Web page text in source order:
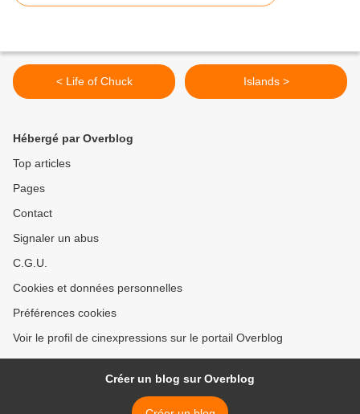
< Life of Chuck Islands >
Hébergé par Overblog
Top articles
Pages
Contact
Signaler un abus
C.G.U.
Cookies et données personnelles
Préférences cookies
Voir le profil de cinexpressions sur le portail Overblog
Créer un blog sur Overblog